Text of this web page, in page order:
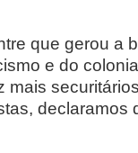
que gerou a
e do
mais
declaramos